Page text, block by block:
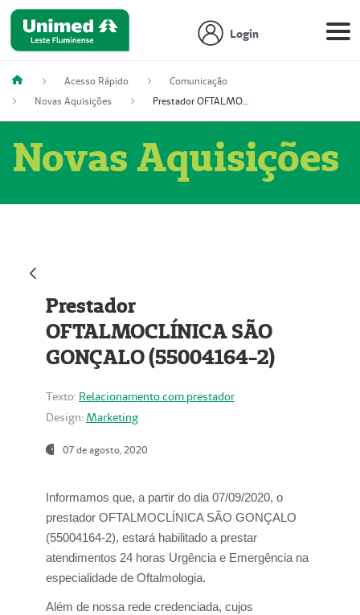
Login
Acesso Rápido
Comunicação
Novas Aquisições
Prestador OFTALMOCLÍNICA SÃO GONÇALO (55004164-2)
Novas Aquisições
Prestador
OFTALMOCLÍNICA SÃO
GONÇALO (55004164-2)
Texto: Relacionamento com prestador
Design: Marketing
07 de agosto, 2020
Informamos que, a partir do dia07/09/2020, o
prestador OFTALMOCLÍNICA SÃO GONÇALO
(55004164-2), estará habilitado a prestar
atendimentos 24 horas Urgência e Emergência na
especialidade de Oftalmologia.
Além de nossa rede credenciada, cujos